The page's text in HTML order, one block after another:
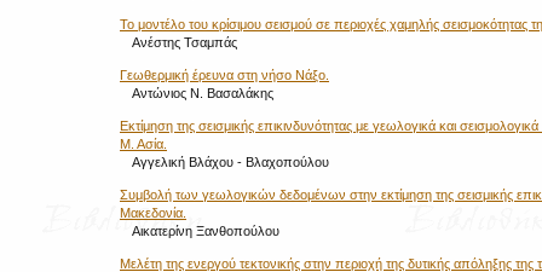
Το μοντέλο του κρίσιμου σεισμού σε περιοχές χαμηλής σεισμοκότητας
Ανέστης Τσαμπάς
Γεωθερμική έρευνα στη νήσο Νάξο.
Αντώνιος Ν. Βασαλάκης
Εκτίμηση της σεισμικής επικινδυνότητας με γεωλογικά και
Μ. Ασία.
Αγγελική Βλάχου - Βλαχοπούλου
Συμβολή των γεωλογικών δεδομένων στην εκτίμηση της σεισμικής
Μακεδονία.
Αικατερίνη Ξανθοπούλου
Μελέτη της ενεργού τεκτονικής στην περιοχή της δυτικής απόληξης της